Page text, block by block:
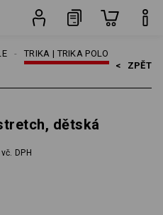
TRIKA | TRIKA POLO
< ZPĚT
dětská
vč. DPH